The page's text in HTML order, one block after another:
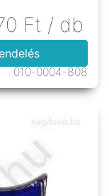
Ft / db
010-0004-808